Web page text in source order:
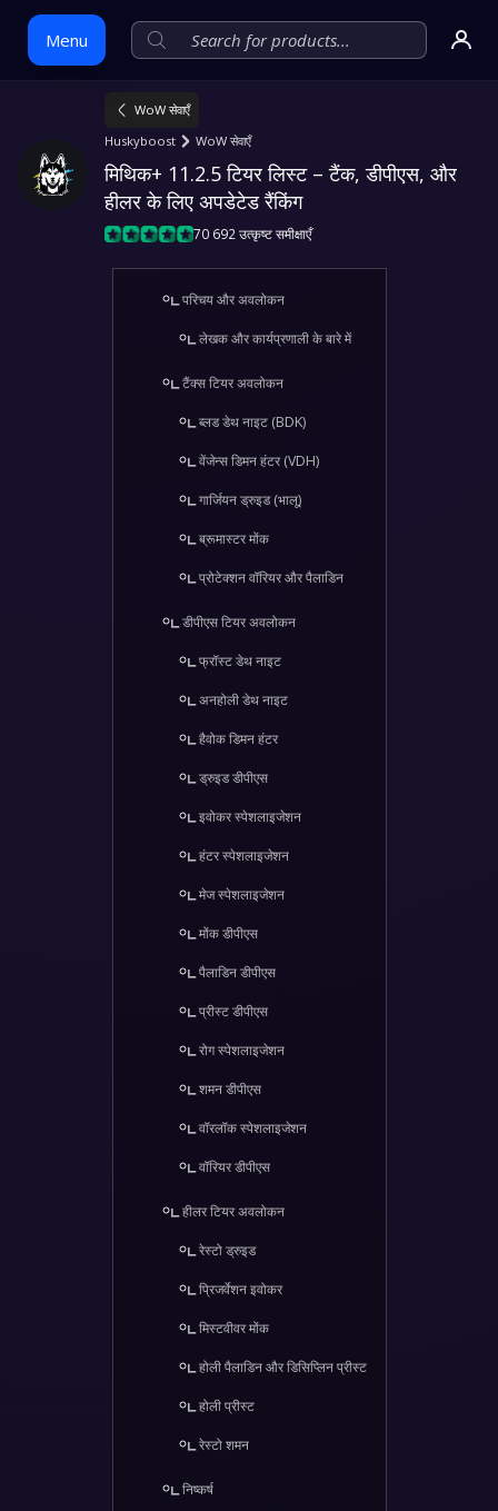
Menu
content
WoW सेवाएँ
Huskyboost
WoW सेवाएँ
मिथिक+ 11.2.5 टियर लिस्ट – टैंक, डीपीएस, और
हीलर के लिए अपडेटेड रैंकिंग
70 692 उत्कृष्ट समीक्षाएँ
परिचय और अवलोकन
लेखक और कार्यप्रणाली के बारे में
टैंक्स टियर अवलोकन
ब्लड डेथ नाइट (BDK)
वेंजेन्स डिमन हंटर (VDH)
गार्जियन ड्रुइड (भालू)
ब्रूमास्टर मोंक
प्रोटेक्शन वॉरियर और पैलाडिन
डीपीएस टियर अवलोकन
फ्रॉस्ट डेथ नाइट
अनहोली डेथ नाइट
हैवोक डिमन हंटर
ड्रुइड डीपीएस
इवोकर स्पेशलाइजेशन
हंटर स्पेशलाइजेशन
मेज स्पेशलाइजेशन
मोंक डीपीएस
पैलाडिन डीपीएस
प्रीस्ट डीपीएस
रोग स्पेशलाइजेशन
शमन डीपीएस
वॉरलॉक स्पेशलाइजेशन
वॉरियर डीपीएस
हीलर टियर अवलोकन
रेस्टो ड्रुइड
प्रिजर्वेशन इवोकर
मिस्टवीवर मोंक
होली पैलाडिन और डिसिप्लिन प्रीस्ट
होली प्रीस्ट
रेस्टो शमन
निष्कर्ष